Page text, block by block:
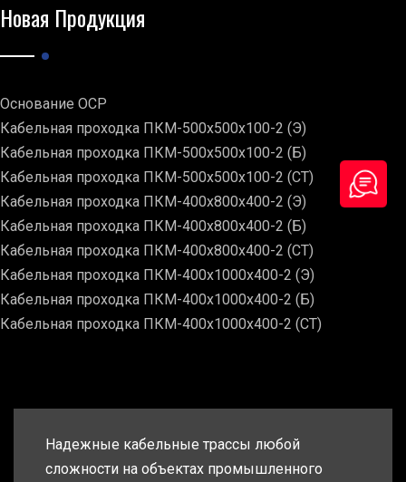
Новая Продукция
Основание ОСР
Кабельная проходка ПКМ-500х500х100-2 (Э)
Кабельная проходка ПКМ-500х500х100-2 (Б)
Кабельная проходка ПКМ-500х500х100-2 (СТ)
Кабельная проходка ПКМ-400х800х400-2 (Э)
Кабельная проходка ПКМ-400х800х400-2 (Б)
Кабельная проходка ПКМ-400х800х400-2 (СТ)
Кабельная проходка ПКМ-400х1000х400-2 (Э)
Кабельная проходка ПКМ-400х1000х400-2 (Б)
Кабельная проходка ПКМ-400х1000х400-2 (СТ)
Надежные кабельные трассы любой
сложности на объектах промышленного